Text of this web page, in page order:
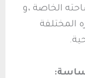
الخاصة ،و
المختلفة